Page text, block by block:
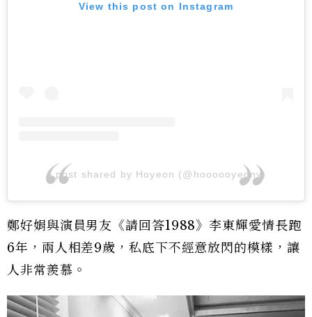
View this post on Instagram
A post shared by Hoyeon (@hoooooyeony)
鄭好娟與演員男友《請回答1988》李東輝愛情長跑
6年，兩人相差9歲，私底下不經意放閃的模樣，讓
人非常羨慕。